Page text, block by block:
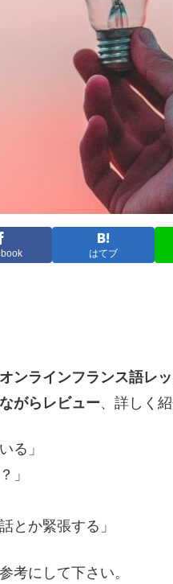
はてブ
オンラインフランス語レ
がらレビュー、詳しく
る」
」
とか緊張する」
考にして下さい。